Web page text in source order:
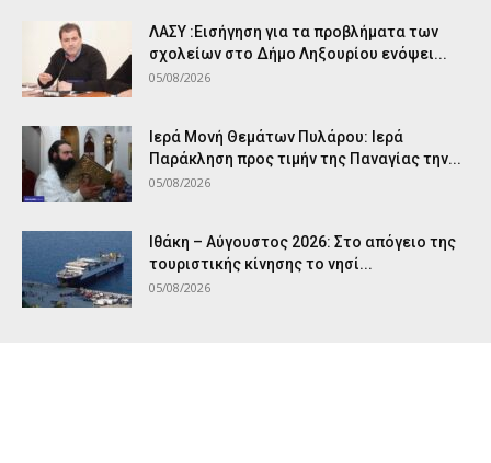
ΛΑΣΥ :Εισήγηση για τα προβλήματα των
σχολείων στο Δήμο Ληξουρίου ενόψει...
05/08/2026
Ιερά Μονή Θεμάτων Πυλάρου: Ιερά
Παράκληση προς τιμήν της Παναγίας την...
05/08/2026
Ιθάκη – Αύγουστος 2026: Στο απόγειο της
τουριστικής κίνησης το νησί...
05/08/2026